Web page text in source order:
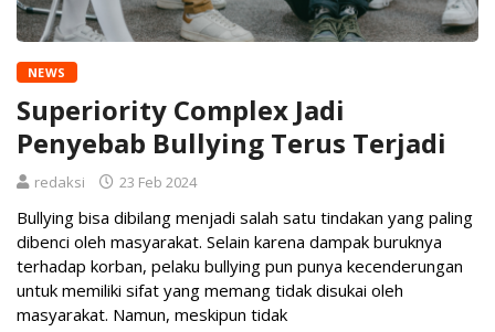
NEWS
Superiority Complex Jadi
Penyebab Bullying Terus Terjadi
redaksi 23 Feb 2024
Bullying bisa dibilang menjadi salah satu tindakan yang paling
dibenci oleh masyarakat. Selain karena dampak buruknya
terhadap korban, pelaku bullying pun punya kecenderungan
untuk memiliki sifat yang memang tidak disukai oleh
masyarakat. Namun, meskipun tidak